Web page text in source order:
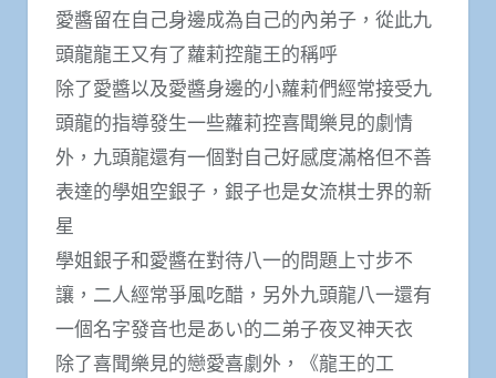
愛醬留在自己身邊成為自己的內弟子，從此九
頭龍龍王又有了蘿莉控龍王的稱呼
除了愛醬以及愛醬身邊的小蘿莉們經常接受九
頭龍的指導發生一些蘿莉控喜聞樂見的劇情
外，九頭龍還有一個對自己好感度滿格但不善
表達的學姐空銀子，銀子也是女流棋士界的新
星
學姐銀子和愛醬在對待八一的問題上寸步不
讓，二人經常爭風吃醋，另外九頭龍八一還有
一個名字發音也是あい的二弟子夜叉神天衣
除了喜聞樂見的戀愛喜劇外，《龍王的工